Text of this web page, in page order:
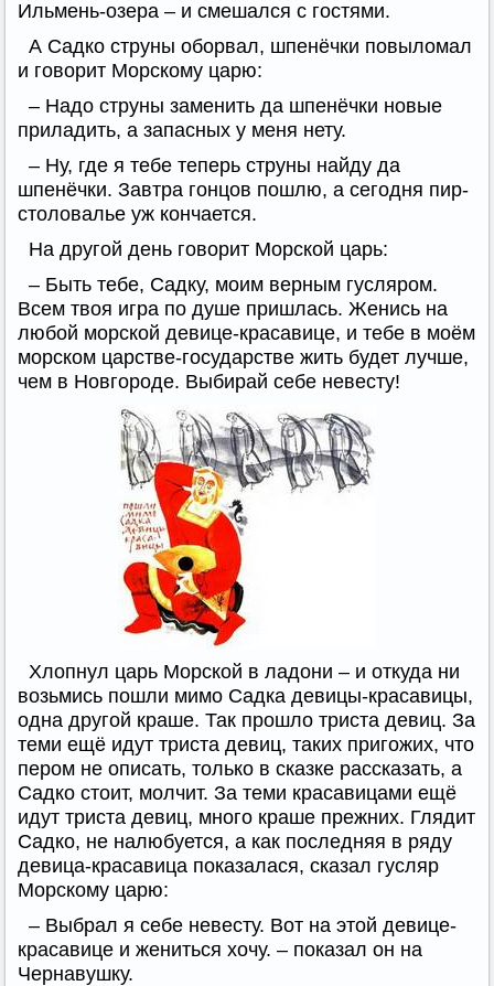
Ильмень-озера – и смешался с гостями.
А Садко струны оборвал, шпенёчки повыломал
и говорит Морскому царю:
– Надо струны заменить да шпенёчки новые
приладить, а запасных у меня нету.
– Ну, где я тебе теперь струны найду да
шпенёчки. Завтра гонцов пошлю, а сегодня пир-
столовалье уж кончается.
На другой день говорит Морской царь:
– Быть тебе, Садку, моим верным гусляром.
Всем твоя игра по душе пришлась. Женись на
любой морской девице-красавице, и тебе в моём
морском царстве-государстве жить будет лучше,
чем в Новгороде. Выбирай себе невесту!
Хлопнул царь Морской в ладони – и откуда ни
возьмись пошли мимо Садка девицы-красавицы,
одна другой краше. Так прошло триста девиц. За
теми ещё идут триста девиц, таких пригожих, что
пером не описать, только в сказке рассказать, а
Садко стоит, молчит. За теми красавицами ещё
идут триста девиц, много краше прежних. Глядит
Садко, не налюбуется, а как последняя в ряду
девица-красавица показалася, сказал гусляр
Морскому царю:
– Выбрал я себе невесту. Вот на этой девице-
красавице и жениться хочу. – показал он на
Чернавушку.